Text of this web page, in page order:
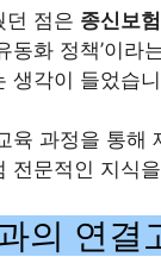
던 점은 종신보
동화 정책’이라
생각이 들었습
육 과정을 통해
전문적인 지식
의 연결